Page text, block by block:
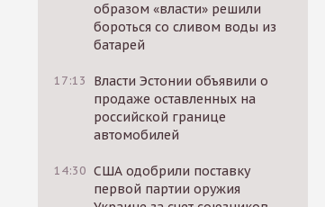
образом «власти» решили
бороться со сливом воды из
батарей
17:13
Власти Эстонии объявили о
продаже оставленных на
российской границе
автомобилей
14:30 США одобрили поставку
первой партии оружия